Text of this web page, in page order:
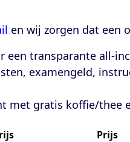
en wij zorgen dat een
een transparante all-
examengeld,
met gratis koffie/thee
Prijs